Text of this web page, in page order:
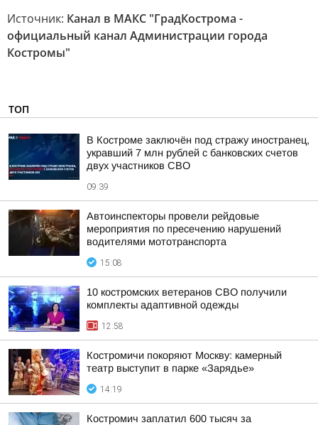
Источник: Канал в МАКС "ГрадКострома -
официальный канал Администрации города
Костромы"
ТОП
В Костроме заключён под стражу иностранец,
укравший 7 млн рублей с банковских счетов
двух участников СВО
09:39
Автоинспекторы провели рейдовые
мероприятия по пресечению нарушений
водителями мототранспорта
15:08
10 костромских ветеранов СВО получили
комплекты адаптивной одежды
12:58
Костромичи покоряют Москву: камерный
театр выступит в парке «Зарядье»
14:19
Костромич заплатил 600 тысяч за